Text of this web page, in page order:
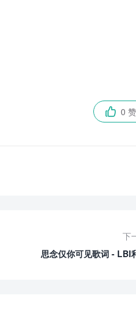
 0 赞
下
思念仅你可见歌词 - LBI